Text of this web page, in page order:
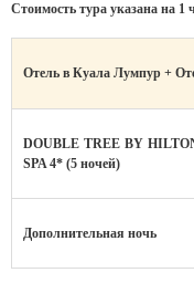
Стоимость тура указана на
Отель в Куала Лумпур +
DOUBLE TREE BY
SPA 4* (5 ночей)
Дополнительная ночь